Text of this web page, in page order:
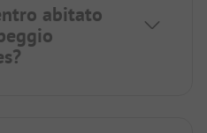
abitato